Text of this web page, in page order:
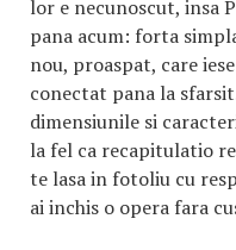
lor e necunoscut, insa
pana acum: forta
nou, proaspat, care
conectat pana la
dimensiunile si
la fel ca recapitulatio
te lasa in fotoliu cu
ai inchis o opera fara